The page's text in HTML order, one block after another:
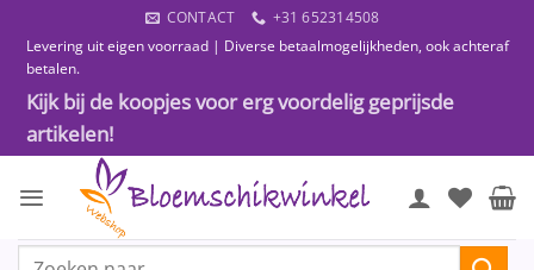
naar
inhoud
CONTACT
+31 652314508
Levering uit eigen voorraad | Diverse betaalmogelijkheden, ook achteraf
betalen.
Kijk bij de koopjes voor erg voordelig geprijsde
artikelen!
Zoeken